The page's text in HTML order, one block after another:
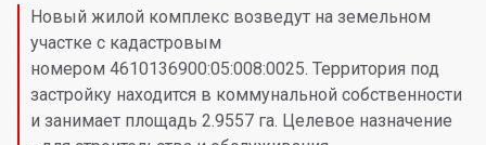
Новый жилой комплекс возведут на земельном
участке с кадастровым
номером 4610136900:05:008:0025. Территория под
застройку находится в коммунальной собственности
и занимает площадь 2.9557 га. Целевое назначение